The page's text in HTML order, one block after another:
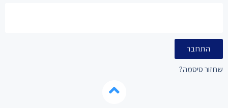
התחבר
שחזור סיסמה?